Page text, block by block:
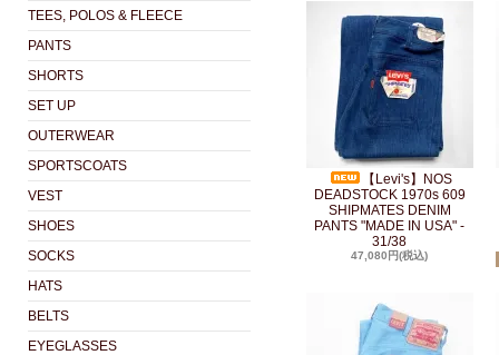
TEES, POLOS & FLEECE
PANTS
SHORTS
SET UP
OUTERWEAR
SPORTSCOATS
VEST
SHOES
SOCKS
HATS
BELTS
EYEGLASSES
【Levi's】NOS
DEADSTOCK 1970s 609
SHIPMATES DENIM
PANTS "MADE IN USA" -
31/38
47,080円(税込)